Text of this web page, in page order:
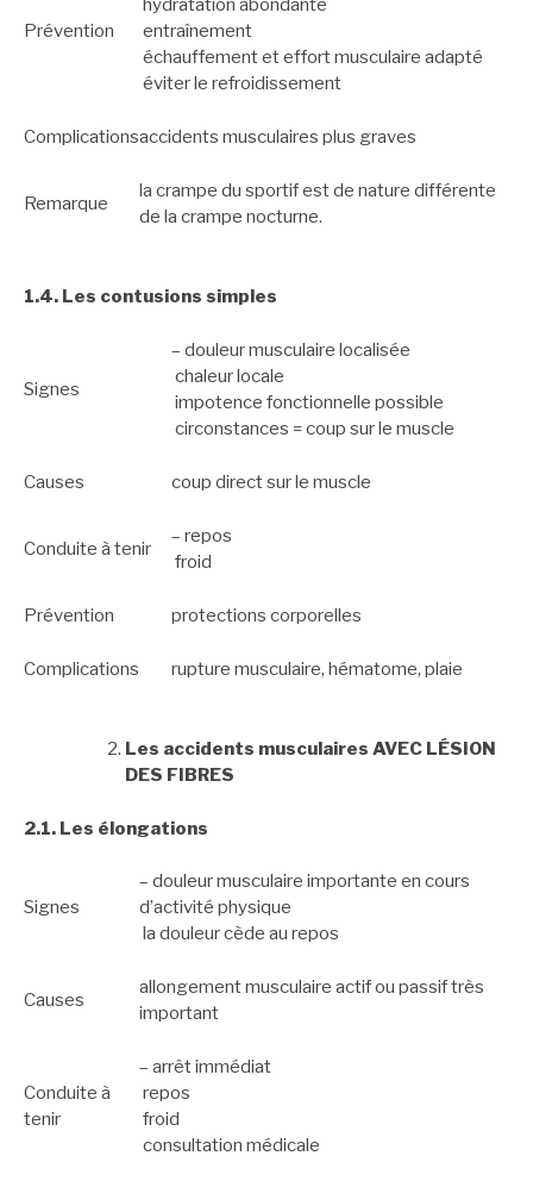
Prévention
entraînement
échauffement et effort musculaire adapté
éviter le refroidissement
Complicationsaccidents musculaires plus graves
Remarque
la crampe du sportif est de nature différente
de la crampe nocturne.
1.4. Les contusions simples
Signes
– douleur musculaire localisée
chaleur locale
impotence fonctionnelle possible
circonstances = coup sur le muscle
Causes coup direct sur le muscle
Conduite à tenir
– repos
froid
Prévention protections corporelles
Complications rupture musculaire, hématome, plaie
Les accidents musculaires AVEC LÉSION
DES FIBRES
2.1. Les élongations
Signes
– douleur musculaire importante en cours
d’activité physique
la douleur cède au repos
Causes
allongement musculaire actif ou passif très
important
Conduite à
tenir
– arrêt immédiat
repos
froid
consultation médicale